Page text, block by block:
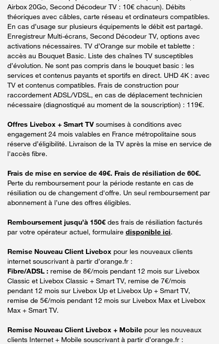
Airbox 20Go, Second Décodeur TV : 10€ chacun). Débits
théoriques avec câbles, carte réseau et ordinateurs compatibles.
En cas d’usage sur plusieurs équipements le débit est partagé.
Enregistreur Multi-écrans, Second Décodeur TV, options avec
activations nécessaires. TV d’Orange sur mobile et tablette :
accès au Bouquet Basic. Liste des chaînes TV susceptibles
d’évolution. Ne sont pas compris dans le bouquet basic : les
services et contenus payants et sportifs en direct. UHD 4K : avec
TV et contenus compatibles. Frais de construction pour
raccordement ADSL/VDSL, en cas de déplacement technicien
nécessaire (diagnostiqué au moment de la souscription) : 119€.
Offres Livebox + Smart TV soumises à conditions avec
engagement 24 mois valables en France métropolitaine sous
réserve d’éligibilité. Livraison de la TV après la mise en service de
l'accès fibre.
Frais de mise en service de 49€. Frais de résiliation de 60€.
Perte du remboursement pour la période restante en cas de
résiliation ou de changement d'offre. Un seul remboursement par
abonnement à l’une des offres éligibles.
Remboursement jusqu’à 150€ des frais de résiliation facturés
par votre opérateur actuel, formulaire disponible ici.
Remise Nouveau Client Livebox pour les nouveaux clients
internet souscrivant à partir d’orange.fr :
Fibre/ADSL : remise de 8€/mois pendant 12 mois sur Livebox
Classic et Livebox Classic + Smart TV, remise de 7€/mois
pendant 12 mois sur Livebox Up et Livebox Up + Smart TV,
remise de 5€/mois pendant 12 mois sur Livebox Max et Livebox
Max + Smart TV.
Remise Nouveau Client Livebox + Mobile pour les nouveaux
clients Internet + Mobile souscrivant à partir d’orange.fr :